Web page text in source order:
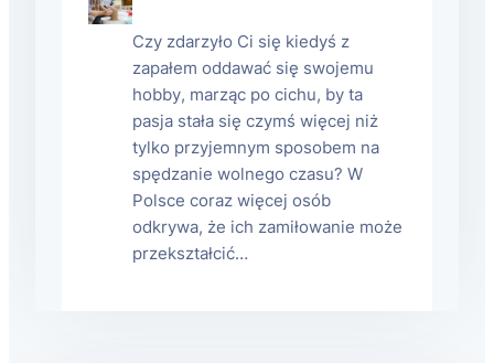
Czy zdarzyło Ci się kiedyś z
zapałem oddawać się swojemu
hobby, marząc po cichu, by ta
pasja stała się czymś więcej niż
tylko przyjemnym sposobem na
spędzanie wolnego czasu? W
Polsce coraz więcej osób
odkrywa, że ich zamiłowanie może
przekształcić…